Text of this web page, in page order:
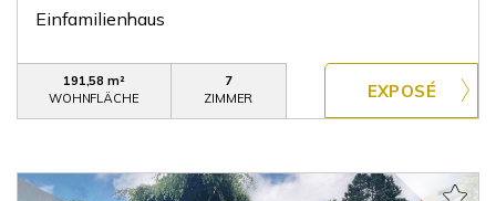
Einfamilienhaus
191,58 m²
WOHNFLÄCHE
7
ZIMMER